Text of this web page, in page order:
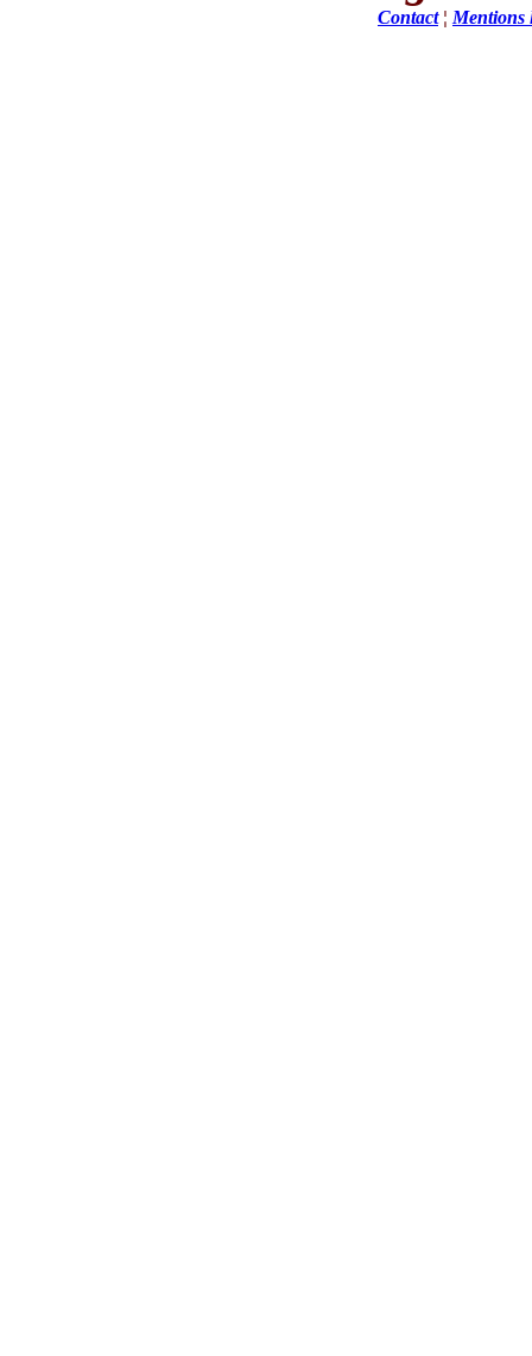
Contact¦ Mentions